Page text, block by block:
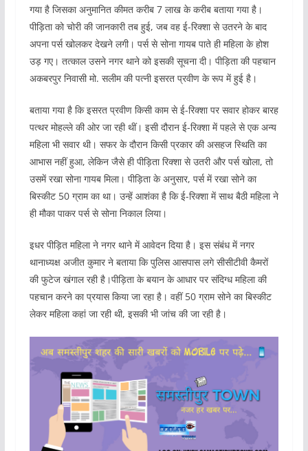
गया है जिसका अनुमानित कीमत करीब 7 लाख के करीब बताया गया है।
पीड़िता को चोरी की जानकारी तब हुई, जब वह ई-रिक्शा से उतरने के बाद
अपना पर्स खोलकर देखने लगी। पर्स से सोना गायब पाते ही महिला के होश
उड़ गए। तत्काल उसने नगर थाने को इसकी सूचना दी। पीड़िता की पहचान
अकबरपुर निवासी मो. सलीम की पत्नी इसरत प्रवीण के रूप में हुई है।
बताया गया है कि इसरत प्रवीण किसी काम से ई-रिक्शा पर सवार होकर बारह
पत्थर मोहल्ले की ओर जा रही थीं। इसी दौरान ई-रिक्शा में पहले से एक अन्य
महिला भी सवार थी। सफर के दौरान किसी प्रकार की असहज स्थिति का
आभास नहीं हुआ, लेकिन जैसे ही पीड़िता रिक्शा से उतरी और पर्स खोला, तो
उसमें रखा सोना गायब मिला। पीड़िता के अनुसार, पर्स में रखा सोने का
बिस्कीट 50 ग्राम का था। उन्हें आशंका है कि ई-रिक्शा में साथ बैठी महिला ने
ही मौका पाकर पर्स से सोना निकाल लिया।
इधर पीड़ित महिला ने नगर थाने में आवेदन दिया है। इस संबंध में नगर
थानाध्यक्ष अजीत कुमार ने बताया कि पुलिस आसपास लगे सीसीटीवी कैमरों
की फुटेज खंगाल रही है।पीड़िता के बयान के आधार पर संदिग्ध महिला की
पहचान करने का प्रयास किया जा रहा है। वहीं 50 ग्राम सोने का बिस्कीट
लेकर महिला कहां जा रही थी, इसकी भी जांच की जा रही है।